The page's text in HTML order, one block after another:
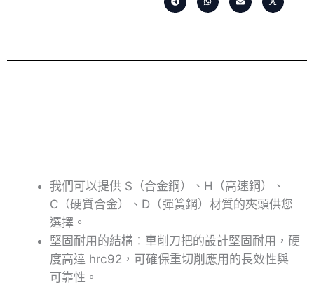
我們可以提供 S（合金鋼）、H（高速鋼）、
C（硬質合金）、D（彈簧鋼）材質的夾頭供您
選擇。
堅固耐用的結構：車削刀把的設計堅固耐用，硬
度高達 hrc92，可確保重切削應用的長效性與
可靠性。